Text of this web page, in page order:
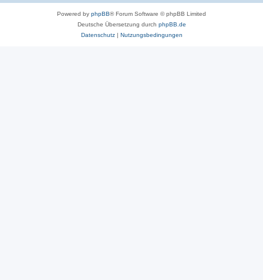
Powered by phpBB® Forum Software © phpBB Limited
Deutsche Übersetzung durch phpBB.de
Datenschutz| Nutzungsbedingungen